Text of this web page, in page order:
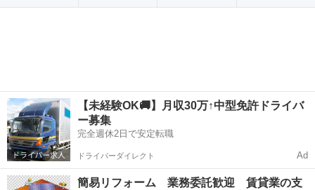
【未経験OK🚚】月収30万↑中型免許ドライバ
ー募集
完全週休2日で安定転職
ドライバーダイレクト Ad
簡易リフォーム 業務委託歓迎 賃貸業の支